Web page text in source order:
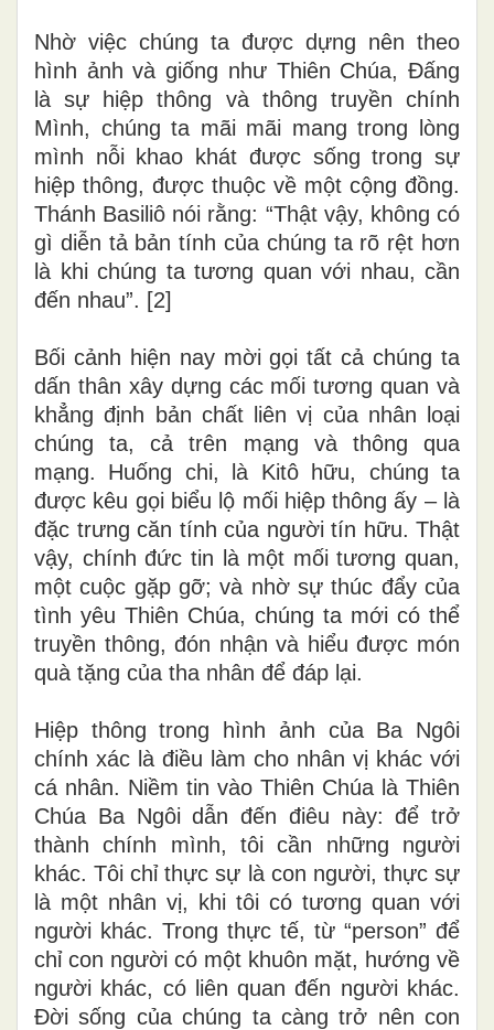
Nhờ việc chúng ta được dựng nên theo
hình ảnh và giống như Thiên Chúa, Đấng
là sự hiệp thông và thông truyền chính
Mình, chúng ta mãi mãi mang trong lòng
mình nỗi khao khát được sống trong sự
hiệp thông, được thuộc về một cộng đồng.
Thánh Basiliô nói rằng: “Thật vậy, không có
gì diễn tả bản tính của chúng ta rõ rệt hơn
là khi chúng ta tương quan với nhau, cần
đến nhau”. [2]
Bối cảnh hiện nay mời gọi tất cả chúng ta
dấn thân xây dựng các mối tương quan và
khẳng định bản chất liên vị của nhân loại
chúng ta, cả trên mạng và thông qua
mạng. Huống chi, là Kitô hữu, chúng ta
được kêu gọi biểu lộ mối hiệp thông ấy – là
đặc trưng căn tính của người tín hữu. Thật
vậy, chính đức tin là một mối tương quan,
một cuộc gặp gỡ; và nhờ sự thúc đẩy của
tình yêu Thiên Chúa, chúng ta mới có thể
truyền thông, đón nhận và hiểu được món
quà tặng của tha nhân để đáp lại.
Hiệp thông trong hình ảnh của Ba Ngôi
chính xác là điều làm cho nhân vị khác với
cá nhân. Niềm tin vào Thiên Chúa là Thiên
Chúa Ba Ngôi dẫn đến điêu này: để trở
thành chính mình, tôi cần những người
khác. Tôi chỉ thực sự là con người, thực sự
là một nhân vị, khi tôi có tương quan với
người khác. Trong thực tế, từ “person” để
chỉ con người có một khuôn mặt, hướng về
người khác, có liên quan đến người khác.
Đời sống của chúng ta càng trở nên con